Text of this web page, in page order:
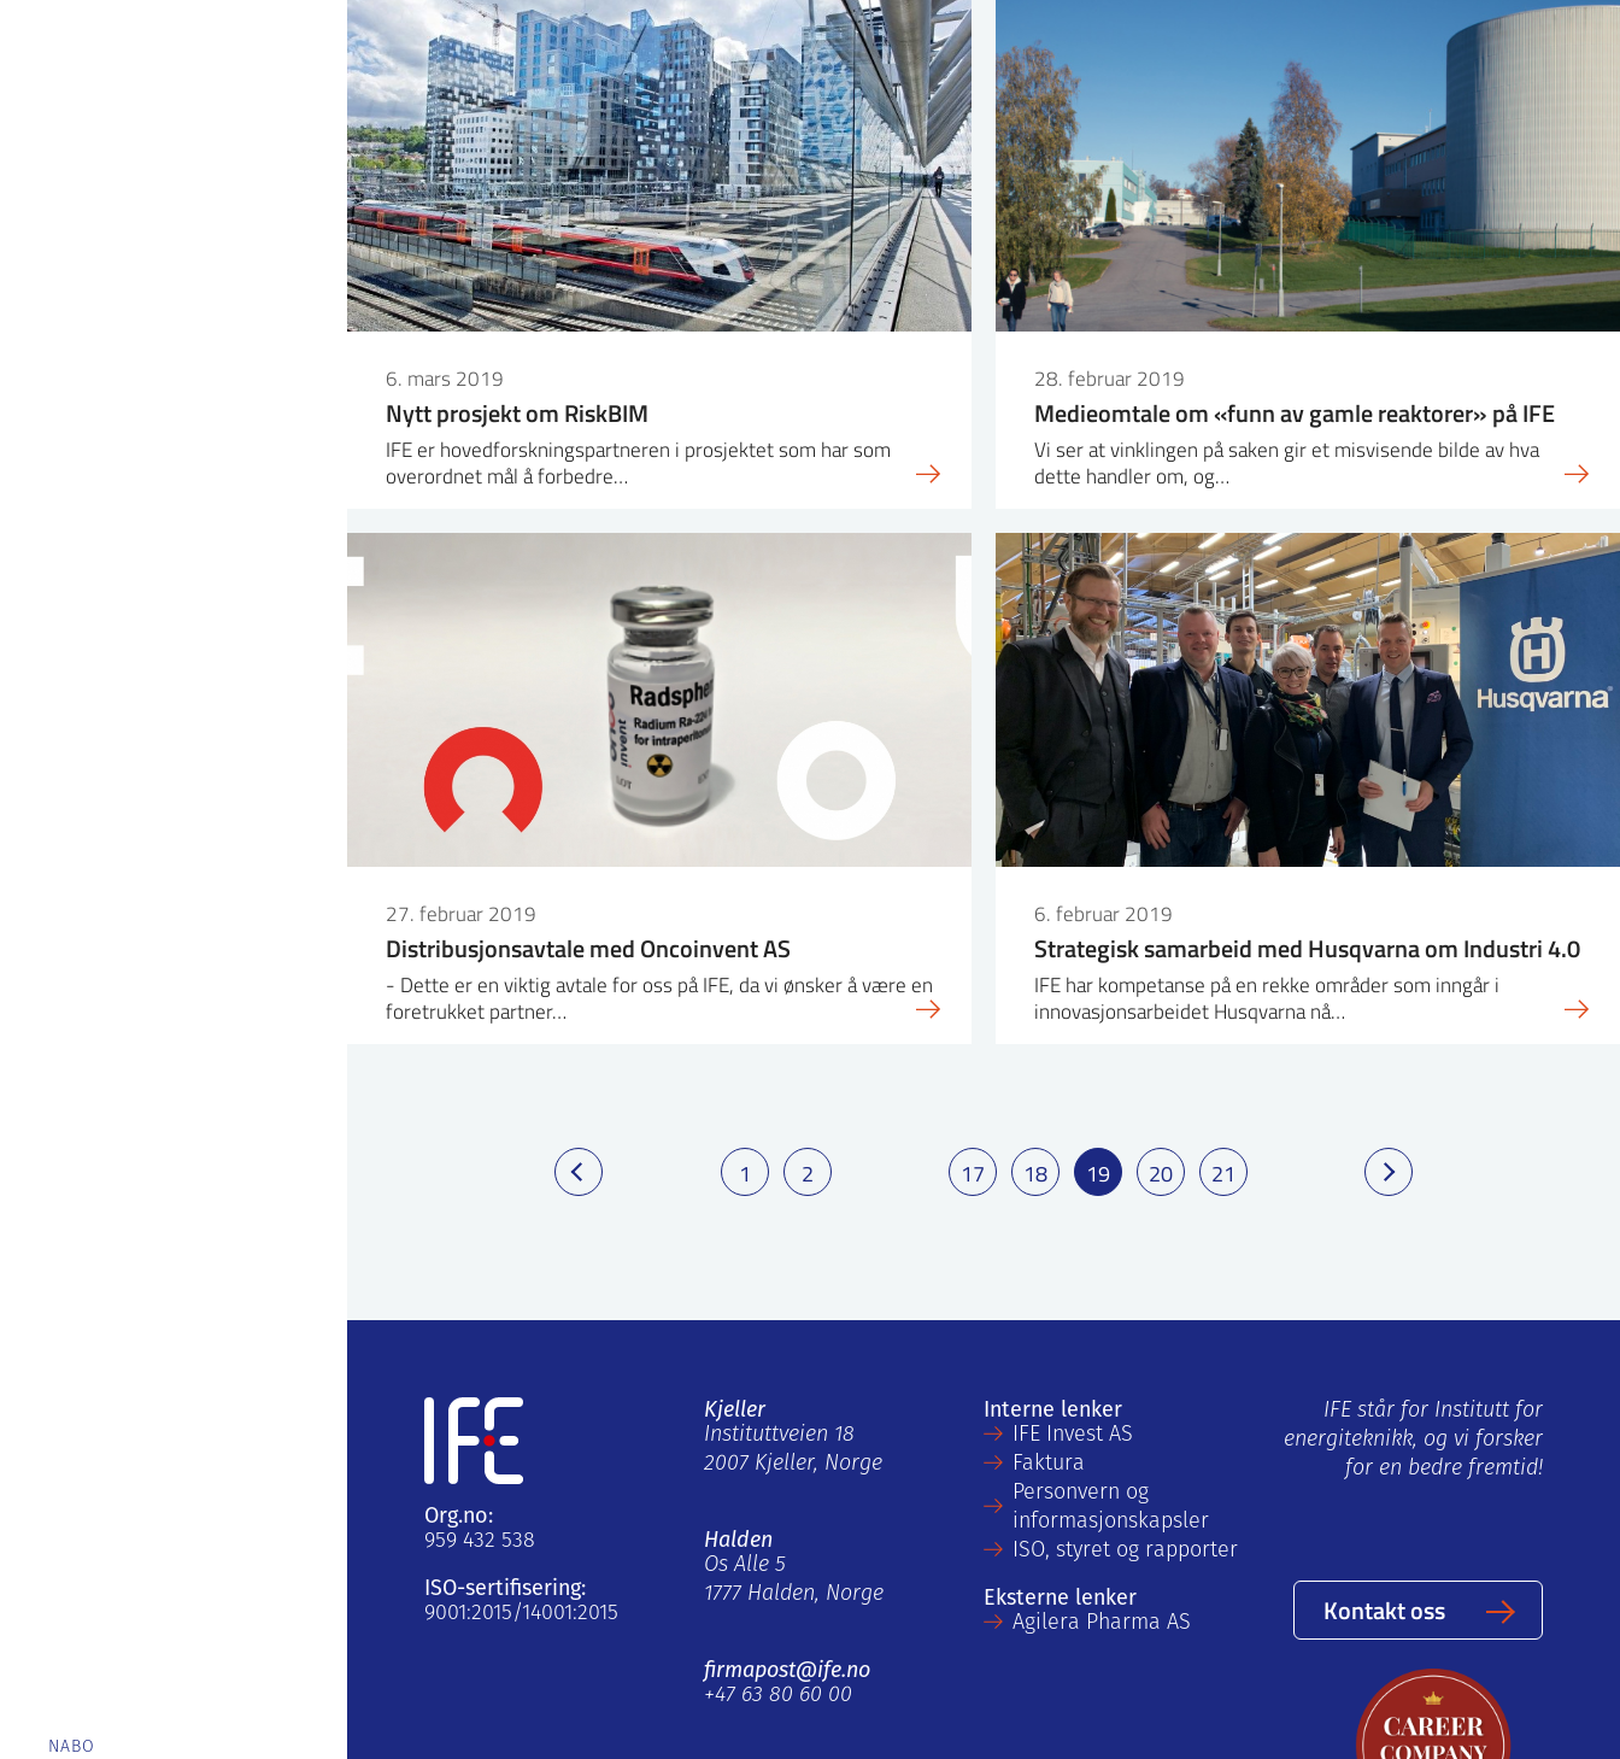
NABO
6. mars 2019
Nytt prosjekt om RiskBIM
IFE er hovedforskningspartneren i prosjektet som har som
overordnet mål å forbedre…
28. februar 2019
Medieomtale om «funn av gamle reaktorer» på IFE
Vi ser at vinklingen på saken gir et misvisende bilde av hva
dette handler om, og…
27. februar 2019
Distribusjonsavtale med Oncoinvent AS
- Dette er en viktig avtale for oss på IFE, da vi ønsker å være en
foretrukket partner…
6. februar 2019
Strategisk samarbeid med Husqvarna om Industri 4.0
IFE har kompetanse på en rekke områder som inngår i
innovasjonsarbeidet Husqvarna nå…
1 2 17 18 19 20 21
Org.no:
959 432 538
ISO-sertifisering:
9001:2015/14001:2015
Kjeller
Instituttveien 18
2007 Kjeller, Norge
Halden
Os Alle 5
1777 Halden, Norge
firmapost@ife.no
+47 63 80 60 00
Interne lenker
IFE Invest AS
Faktura
Personvern og
informasjonskapsler
ISO, styret og rapporter
Eksterne lenker
Agilera Pharma AS
IFE står for Institutt for
energiteknikk, og vi forsker
for en bedre fremtid!
Kontakt oss